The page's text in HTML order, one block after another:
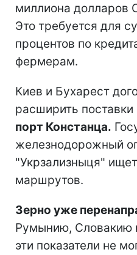
миллиона долларов
Это требуется для
процентов по
фермерам.
Киев и Бухарест
расширить поставки
порт Констанца.
железнодорожный
"Укрзализныця"
маршрутов.
Зерно уже
Румынию, Словакию
эти показатели не